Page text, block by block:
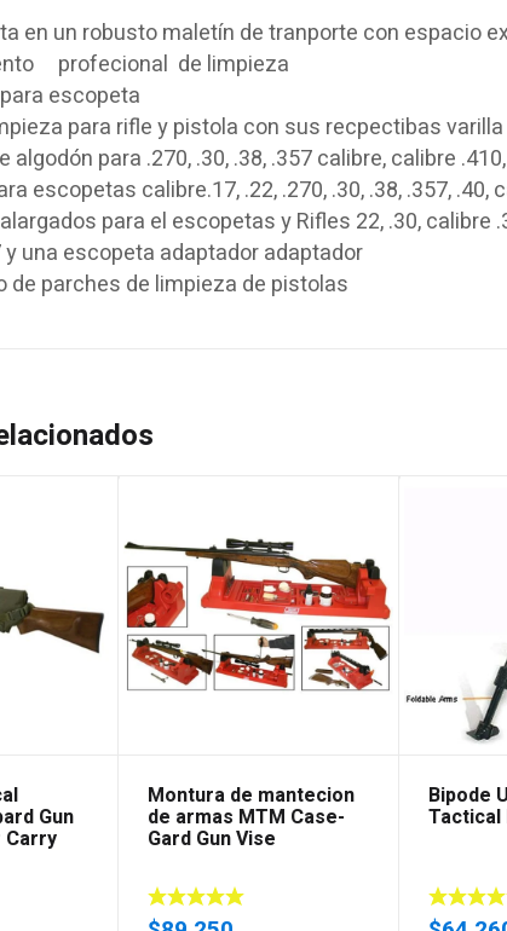
en un robustomaletín de tranporte con espacio
profecional de limpieza
escopeta
para rifleypistola con sus recpectibasvarilla
algodón para .270, .30,.38, .357calibre,calibre .410
escopetas calibre.17,.22,.270, .30,.38, .357, .40,
alargados para el escopetas y Rifles 22, .30,calibre
y una escopeta adaptadoradaptador
de parches de limpieza de pistolas
Gun
Carry
Montura de mantecion
de armas MTM Case-
Gard Gun Vise
Bipode
Tactical